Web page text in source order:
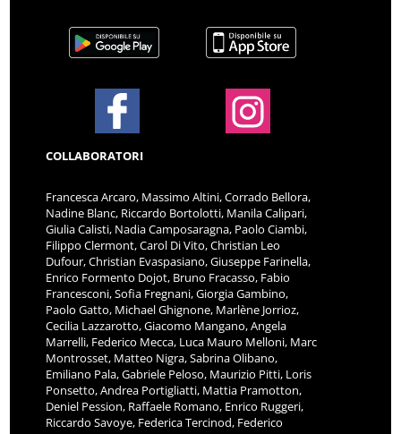
COLLABORATORI
Francesca Arcaro, Massimo Altini, Corrado Bellora,
Nadine Blanc, Riccardo Bortolotti, Manila Calipari,
Giulia Calisti, Nadia Camposaragna, Paolo Ciambi,
Filippo Clermont, Carol Di Vito, Christian Leo
Dufour, Christian Evaspasiano, Giuseppe Farinella,
Enrico Formento Dojot, Bruno Fracasso, Fabio
Francesconi, Sofia Fregnani, Giorgia Gambino,
Paolo Gatto, Michael Ghignone, Marlène Jorrioz,
Cecilia Lazzarotto, Giacomo Mangano, Angela
Marrelli, Federico Mecca, Luca Mauro Melloni, Marc
Montrosset, Matteo Nigra, Sabrina Olibano,
Emiliano Pala, Gabriele Peloso, Maurizio Pitti, Loris
Ponsetto, Andrea Portigliatti, Mattia Pramotton,
Deniel Pession, Raffaele Romano, Enrico Ruggeri,
Riccardo Savoye, Federica Tercinod, Federico